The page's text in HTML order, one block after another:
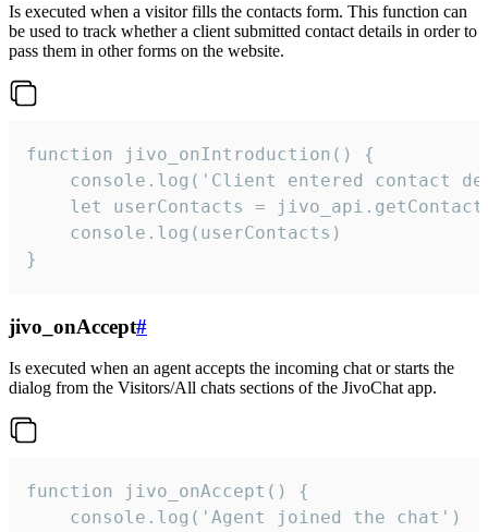
Is executed when a visitor fills the contacts form. This function can
be used to track whether a client submitted contact details in order to
pass them in other forms on the website.
function jivo_onIntroduction() {
console.log('Client entered contact
let userContacts =
    console.log(userContacts)
}
jivo_onAccept#
Is executed when an agent accepts the incoming chat or starts the
dialog from the Visitors/All chats sections of the JivoChat app.
function jivo_onAccept() {